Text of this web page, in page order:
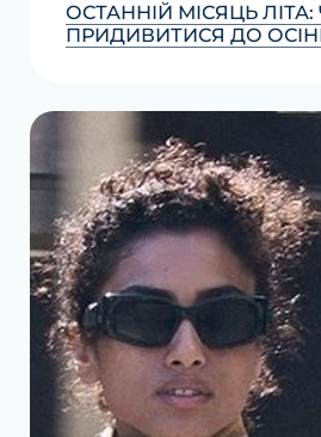
ОСТАННІЙ МІСЯЦЬ ЛІТА:
ПРИДИВИТИСЯ ДО